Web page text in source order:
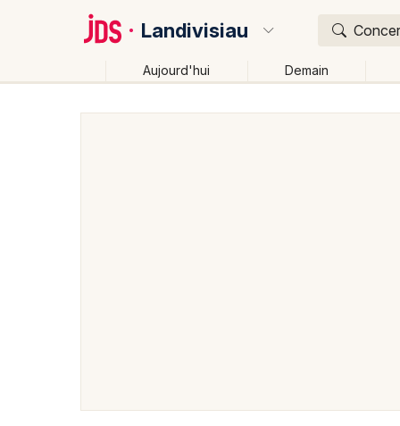
Landivisiau
Aujourd'hui Demain